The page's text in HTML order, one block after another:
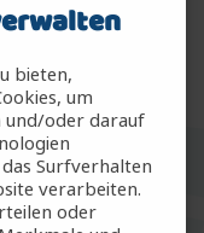
(m/w/d)
bieten,
um
und/oder darauf
Surfverhalten
verarbeiten.
oder